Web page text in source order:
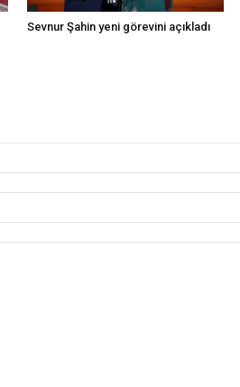
Sevnur Şahin yeni görevini açıkladı